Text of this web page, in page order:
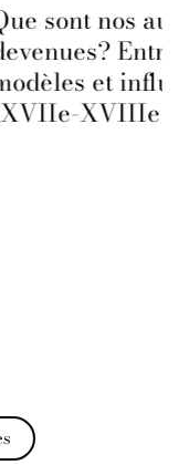
sont nos
Entre
et
XVIIIe